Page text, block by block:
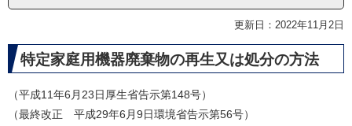
更新日：2022年11月2日
特定家庭用機器廃棄物の再生又は処分の方法
（平成11年6月23日厚生省告示第148号）
（最終改正 平成29年6月9日環境省告示第56号）